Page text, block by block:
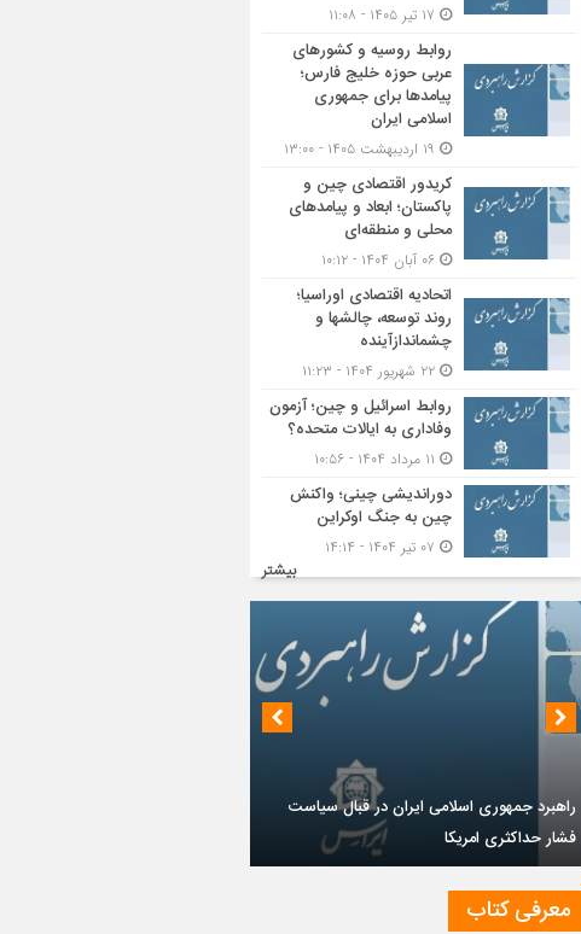
روابط روسیه و کشورهای
عربی حوزه خلیج فارس؛
پیامدها برای جمهوری
اسلامی ایران
کریدور اقتصادی چین و
پاکستان؛ ابعاد و پیامدهای
محلی و منطقه‌ای
اتحادیه اقتصادی اوراسیا؛
روند توسعه، چالشها و
چشماندازآینده
روابط اسرائیل و چین؛ آزمون
وفاداری به ایالات متحده؟
دوراندیشی چینی؛ واکنش
چین به جنگ اوکراین
بیشتر
راهبرد جمهوری اسلامی ایران در قبال سیاست
فشار حداکثری امریکا
معرفی کتاب